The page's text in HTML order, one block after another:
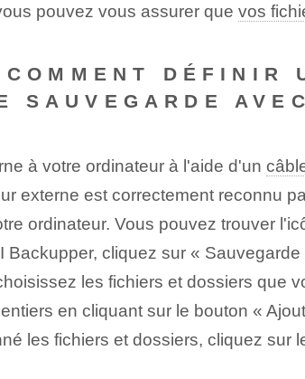
pouvez vous assurer que vos
DÉFINIR
SAUVEGARDE
à votre ordinateur à l'aide d'un
externe est correctement reconnu
ordinateur. Vous pouvez trouver
Backupper, cliquez sur «
les fichiers et dossiers que
en cliquant sur le bouton «
les fichiers et dossiers, cliquez sur